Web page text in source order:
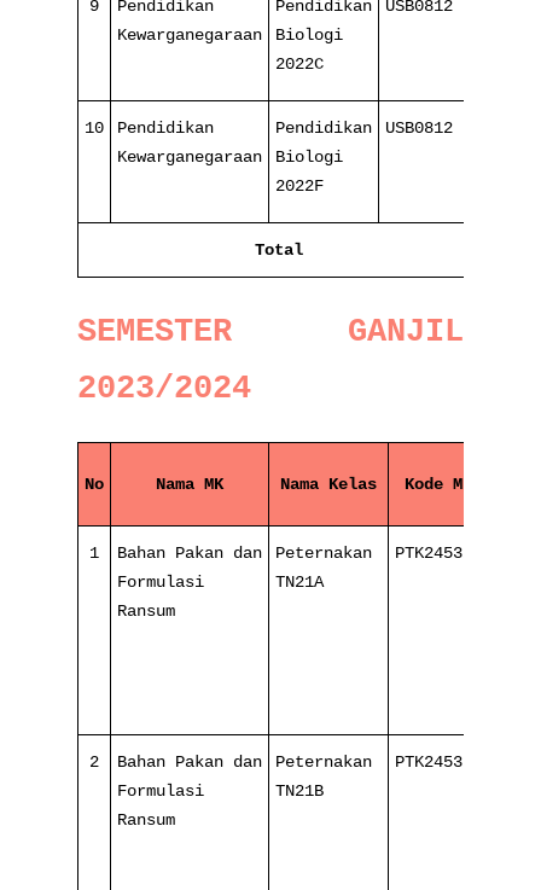
9
Pendidikan
Kewarganegaraan
Pendidikan
Biologi
2022C
USB0812
10
Pendidikan
Kewarganegaraan
Pendidikan
Biologi
2022F
USB0812
Total
SEMESTER GANJIL
2023/2024
No Nama MK Nama Kelas Kode MK
1
Bahan Pakan dan
Formulasi
Ransum
Peternakan
TN21A
PTK245321
2
Bahan Pakan dan
Formulasi
Ransum
Peternakan
TN21B
PTK245321